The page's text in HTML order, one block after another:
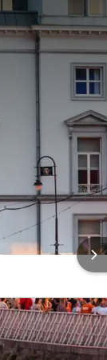
verblijf
van ons
extra lang
van concerten,
centrum vlot met
van de
keuze met maar